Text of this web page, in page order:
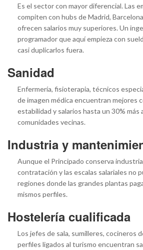
Es el sector con mayor diferencial. Las
compiten con hubs de Madrid,
ofrecen salarios muy superiores. Un
programador que aquí empieza con
casi duplicarlos fuera.
Sanidad
Enfermería, fisioterapia, técnicos
de imagen médica encuentran mejores
estabilidad y salarios hasta un 30% más
comunidades vecinas.
Industria y
Aunque el Principado conserva
contratación y las escalas salariales no
regiones donde las grandes plantas
mismos perfiles.
Hostelería cualificada
Los jefes de sala, sumilleres, cocineros
perfiles ligados al turismo encuentran